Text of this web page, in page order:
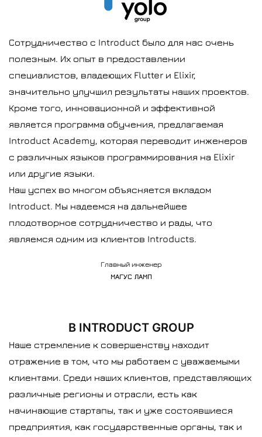
Сотрудничество с Introduct было для нас очень
полезным. Их опыт в предоставлении
специалистов, владеющих Flutter и Elixir,
значительно улучшил результаты наших проектов.
Кроме того, инновационной и эффективной
является программа обучения, предлагаемая
Introduct Academy, которая переводит инженеров
с различных языков программирования на Elixir
или другие языки.
Наш успех во многом объясняется вкладом
Introduct. Мы надеемся на дальнейшее
плодотворное сотрудничество и рады, что
являемся одним из клиентов Introducts.
Главный инженер
МАГУС ЛАМП
В INTRODUCT GROUP
Наше стремление к совершенству находит
отражение в том, что мы работаем с уважаемыми
клиентами. Среди наших клиентов, представляющих
различные регионы и отрасли, есть как
начинающие стартапы, так и уже состоявшиеся
предприятия, как государственные органы, так и